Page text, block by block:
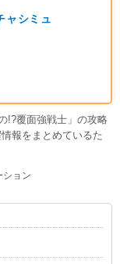
ャシミュ
!?覆面強戦士」の攻略
報をまとめているた
ション